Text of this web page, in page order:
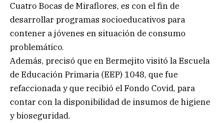
Cuatro Bocas de Miraflores, es con el fin de
desarrollar programas socioeducativos para
contener a jóvenes en situación de consumo
problemático.
Además, precisó que en Bermejito visitó la Escuela
de Educación Primaria (EEP) 1048, que fue
refaccionada y que recibió el Fondo Covid, para
contar con la disponibilidad de insumos de higiene
y bioseguridad.